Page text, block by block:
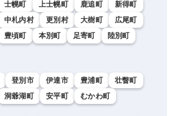
士幌町 上士幌町 鹿追町
新得町
中札内村 更別村 大樹町
広尾町
豊頃町 本別町 足寄町
陸別町
登別市 伊達市 豊浦町
壮瞥町
洞爺湖町 安平町 むかわ町